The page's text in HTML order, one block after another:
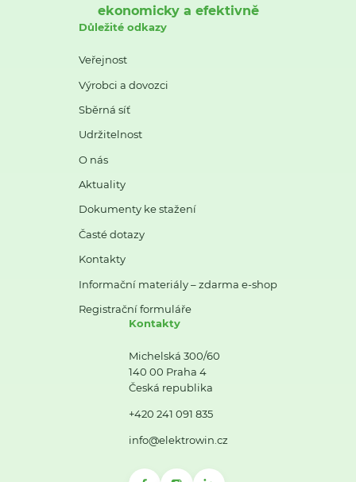
ekonomicky a efektivně
Důležité odkazy
Veřejnost
Výrobci a dovozci
Sběrná síť
Udržitelnost
O nás
Aktuality
Dokumenty ke stažení
Časté dotazy
Kontakty
Informační materiály – zdarma e-shop
Registrační formuláře
Kontakty
Michelská 300/60
140 00 Praha 4
Česká republika
+420 241 091 835
info@elektrowin.cz